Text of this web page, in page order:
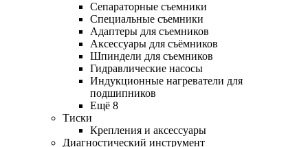
Сепараторные съемники
Специальные съемники
Адаптеры для съемников
Аксессуары для съёмников
Шпиндели для съемников
Гидравлические насосы
Индукционные нагреватели для
подшипников
Ещё 8
Тиски
Крепления и аксессуары
Диагностический инструмент